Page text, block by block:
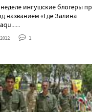
ингушские блогеры
названием «Где Залина
1